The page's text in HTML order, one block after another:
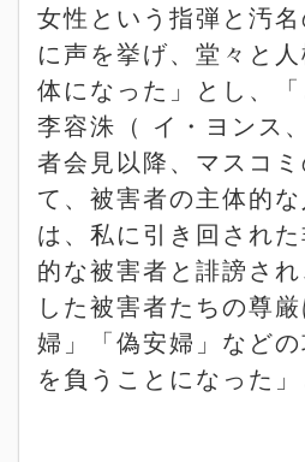
女性という指弾と汚
に声を挙げ、堂々と
体になった」とし、
李容洙（ イ・ヨンス
者会見以降、マスコ
て、被害者の主体的
は、私に引き回され
的な被害者と誹謗さ
した被害者たちの尊
婦」「偽安婦」など
を負うことになった」